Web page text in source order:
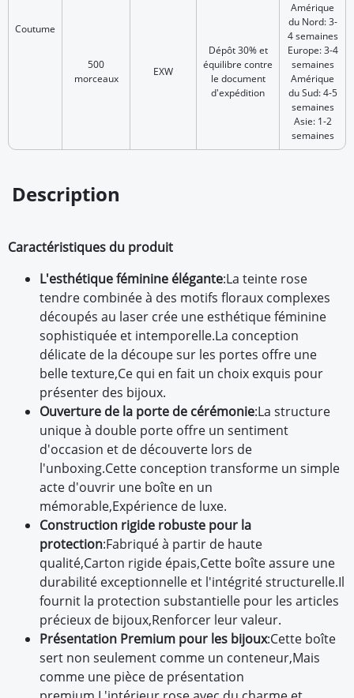
Coutume
500
morceaux
EXW
Dépôt 30% et
équilibre contre
le document
d'expédition
Amérique
du Nord: 3-
4 semaines
Europe: 3-4
semaines
Amérique
du Sud: 4-5
semaines
Asie: 1-2
semaines
Description
Caractéristiques du produit
L'esthétique féminine élégante:La teinte rose
tendre combinée à des motifs floraux complexes
découpés au laser crée une esthétique féminine
sophistiquée et intemporelle.La conception
délicate de la découpe sur les portes offre une
belle texture,Ce qui en fait un choix exquis pour
présenter des bijoux.
Ouverture de la porte de cérémonie:La structure
unique à double porte offre un sentiment
d'occasion et de découverte lors de
l'unboxing.Cette conception transforme un simple
acte d'ouvrir une boîte en un
mémorable,Expérience de luxe.
Construction rigide robuste pour la
protection:Fabriqué à partir de haute
qualité,Carton rigide épais,Cette boîte assure une
durabilité exceptionnelle et l'intégrité structurelle.Il
fournit la protection substantielle pour les articles
précieux de bijoux,Renforcer leur valeur.
Présentation Premium pour les bijoux:Cette boîte
sert non seulement comme un conteneur,Mais
comme une pièce de présentation